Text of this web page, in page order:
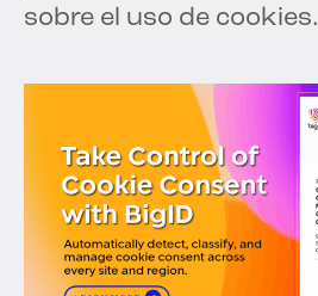
sobre el uso de cookies.